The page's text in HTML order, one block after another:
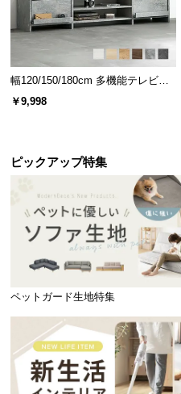
便利なリモコン式操作
立ち上がることなく操作
ァなどでくつろいだまま
省エネ&長寿命のLED
幅120/150/180cm 多機能テレビボ
ード 木目/石目調 オープン収納・
引き出し収納付き
￥9,998
ピックアップ特集
ペットガード生地特集